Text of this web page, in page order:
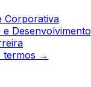
Corporativa
e Desenvolvimento
termos →